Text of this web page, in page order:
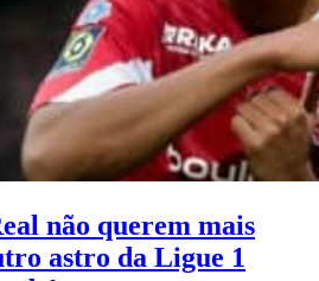
não querem mais
astro da Ligue 1